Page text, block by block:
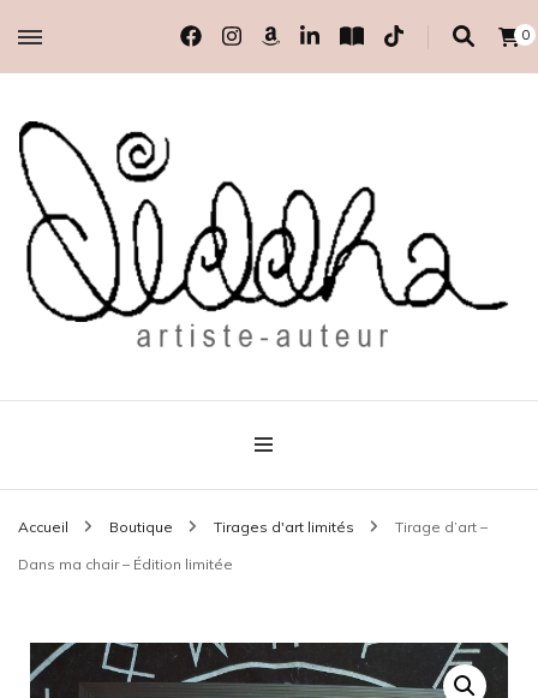
0
Diddha
Accueil Boutique Tirages d'art limités Tirage d’art –
Dans ma chair – Édition limitée